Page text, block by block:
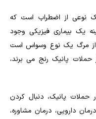
نوعی از اضطراب است که
یک بیماری فیزیکی وجود
از مرگ یک نوع وسواس است
حملات پانیک رنج می برند،
پانیک، دنبال کردن
دارویی، درمان مشاوره،